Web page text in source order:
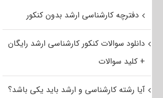
دفترچه کارشناسی ارشد بدون کنکور
دانلود سوالات کنکور کارشناسی ارشد رایگان
+ کلید سوالات
آیا رشته کارشناسی و ارشد باید یکی باشد؟